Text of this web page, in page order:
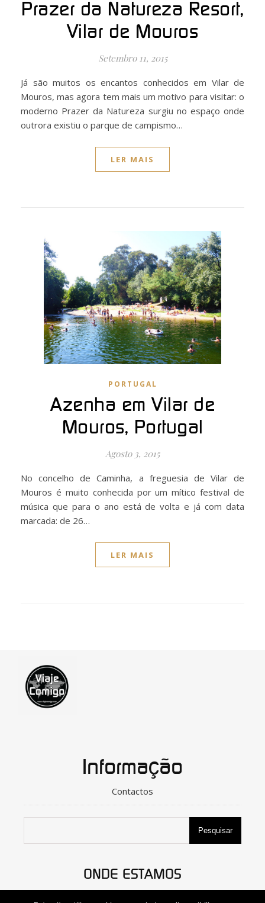
Prazer da Natureza Resort,
Vilar de Mouros
Setembro 11, 2015
Já são muitos os encantos conhecidos em Vilar de
Mouros, mas agora tem mais um motivo para visitar: o
moderno Prazer da Natureza surgiu no espaço onde
outrora existiu o parque de campismo…
LER MAIS
PORTUGAL
Azenha em Vilar de
Mouros, Portugal
Agosto 3, 2015
No concelho de Caminha, a freguesia de Vilar de
Mouros é muito conhecida por um mítico festival de
música que para o ano está de volta e já com data
marcada: de 26…
LER MAIS
Informação
Contactos
Pesquisar
ONDE ESTAMOS